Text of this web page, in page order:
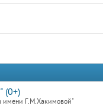
(0+)
имени Г.М.Хакимовой"